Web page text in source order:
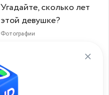
Угадайте, сколько лет
этой девушке?
Фотографии